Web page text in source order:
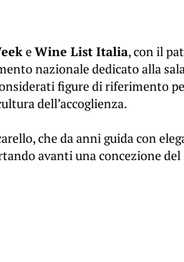
eWine List Italia, con il
nazionale dedicato alla
figure di riferimento
dell’accoglienza.
che da anni guida con
avanti una concezione